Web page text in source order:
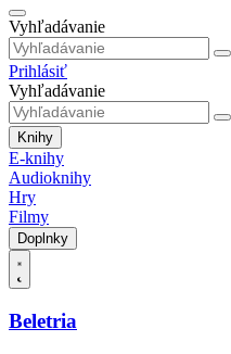
Vyhľadávanie
Prihlásiť
Vyhľadávanie
Knihy
E-knihy
Audioknihy
Hry
Filmy
Doplnky
Beletria